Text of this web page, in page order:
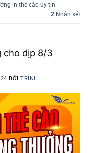
in thẻ cào uy tín
2 Nhận xét
cho dịp 8/3
BỞITRINH